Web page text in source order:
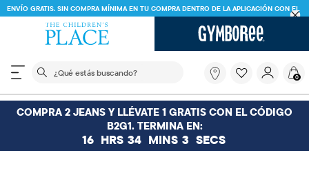
ENVÍO GRATIS. SIN COMPRA MÍNIMA EN TU COMPRA DENTRO DE LA APLICACIÓN CON EL
CÓDIGO
El siguiente campo de búsqueda filtra las
buscando?
0
COMPRA 2 JEANS Y LLÉVATE 1 GRATIS CON EL CÓDIGO
B2G1. TERMINA EN:
16 HRS 34 MINS 3 SECS